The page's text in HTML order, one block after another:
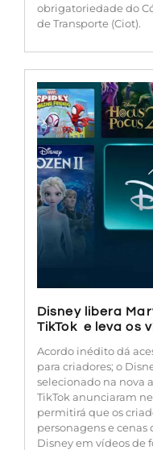
obrigatoriedade do
de Transporte (Ciot).
Disney libera
TikTok e leva os
Acordo inédito dá
para criadores; o
selecionado na nova
TikTok anunciaram
permitirá que os
personagens e cenas
Disney em vídeos de